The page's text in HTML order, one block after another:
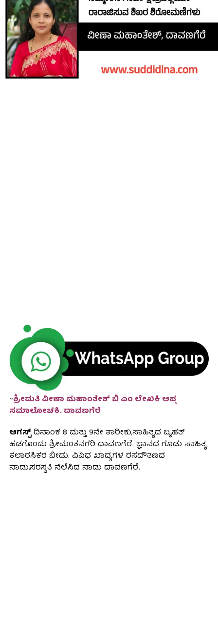
~ಶ್ರೀಮತಿ ವೀಣಾ ಮಹಾಂತೇಶ್ ಬಿ ಎಂ ಲೇಖಕಿ ಆಪ್ತ
ಸಮಾಲೋಚಕಿ. ದಾವಣಗೆರೆ
ಆಗಸ್ಟ್ದಿನಾಂಕ 8 ಮತ್ತು 9ನೇ ತಾರೀಕು,ಸಾಹಿತ್ಯದ ಬೃಹತ್
ಹಡಗೊಂದು ಶ್ರೀಮಂತನಗರಿ ದಾವಣಗೆರೆ. ಜ್ಞಾನದ ಗೂಡು ಸಾಹಿತ್ಯ
ಕಲಾರಸಿಕರ ಬೀಡು. ವಿವಿಧ ಖಾದ್ಯಗಳ ರಸದೌತಣದ
ನಾಡು,ಸರಸ್ವತಿ ನೆಲೆಸಿದ ನಾಡು ದಾವಣಗೆರೆ.